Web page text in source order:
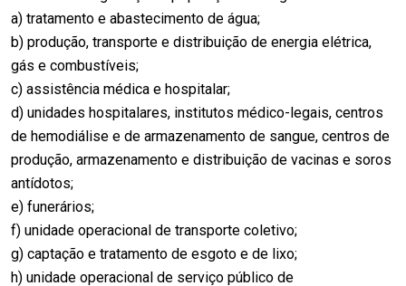
a) tratamento e abastecimento de água;
b) produção, transporte e distribuição de energia elétrica,
gás e combustíveis;
c) assistência médica e hospitalar;
d) unidades hospitalares, institutos médico-legais, centros
de hemodiálise e de armazenamento de sangue, centros de
produção, armazenamento e distribuição de vacinas e soros
antídotos;
e) funerários;
f) unidade operacional de transporte coletivo;
g) captação e tratamento de esgoto e de lixo;
h) unidade operacional de serviço público de